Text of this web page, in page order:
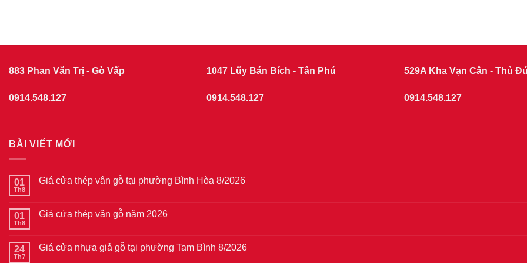
883 Phan Văn Trị - Gò Vấp
0914.548.127
1047 Lũy Bán Bích - Tân Phú
0914.548.127
529A Kha Vạn Cân - Thủ
0914.548.127
BÀI VIẾT MỚI
01
Th8
Giá cửa thép vân gỗ tại phường Bình Hòa 8/2026
luận
thép
vân
01
Th8
Giá cửa thép vân gỗ năm 2026
luận
24
Th7
Giá cửa nhựa giả gỗ tại phường Tam Bình 8/2026